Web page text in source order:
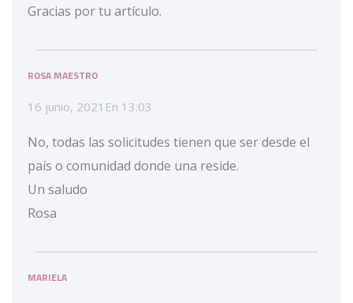
Gracias por tu artículo.
ROSA MAESTRO
16 junio, 2021 En 13:03
No, todas las solicitudes tienen que ser desde el
país o comunidad donde una reside.
Un saludo
Rosa
MARIELA